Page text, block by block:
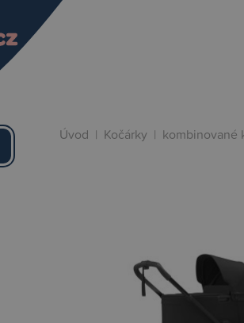
Úvod | Kočárky | kombinované